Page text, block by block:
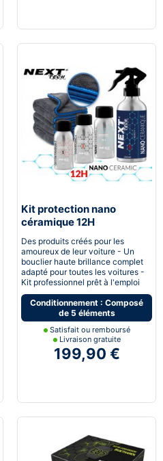
Kit protection nano
céramique 12H
Des produits créés pour les
amoureux de leur voiture - Un
bouclier haute brillance complet
adapté pour toutes les voitures -
Kit professionnel prêt à l'emploi
Conditionnement : Composé
de 5 éléments
Satisfait ou remboursé
Livraison gratuite
199,90 €